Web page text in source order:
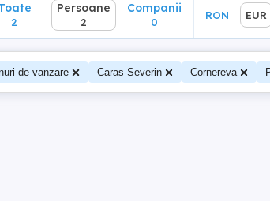
2
Persoane
2
Companii
0
RON EUR
de vanzare Caras-Severin Cornereva